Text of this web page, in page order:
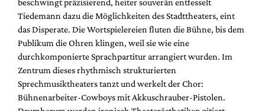
Tiedemann dazu die Möglichkeiten des Stadttheaters, eint
das Disperate. Die Wortspielereien fluten die Bühne, bis dem
Publikum die Ohren klingen, weil sie wie eine
durchkomponierte Sprachpartitur arrangiert wurden. Im
Zentrum dieses rhythmisch strukturierten
Sprechmusiktheaters tanzt und werkelt der Chor:
Bühnenarbeiter-Cowboys mit Akkuschrauber-Pistolen.